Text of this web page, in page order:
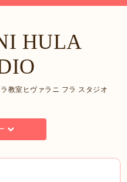
HULA
教室ヒヴァラニ フラ スタジオ